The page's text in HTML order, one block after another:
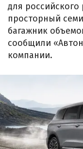
для
просторный
багажник
сообщили
компании.